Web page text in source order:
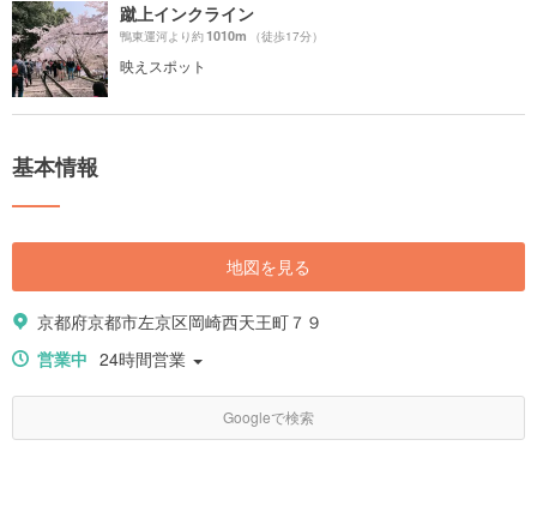
蹴上インクライン
鴨東運河より約1010m （徒歩17分）
映えスポット
基本情報
地図を見る
京都府京都市左京区岡崎西天王町７９
営業中 24時間営業
Googleで検索